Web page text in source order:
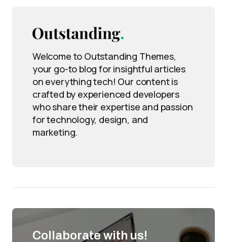
Welcome to Outstanding Themes,
your go-to blog for insightful articles
on everything tech! Our content is
crafted by experienced developers
who share their expertise and passion
for technology, design, and
marketing.
Collaborate with us!